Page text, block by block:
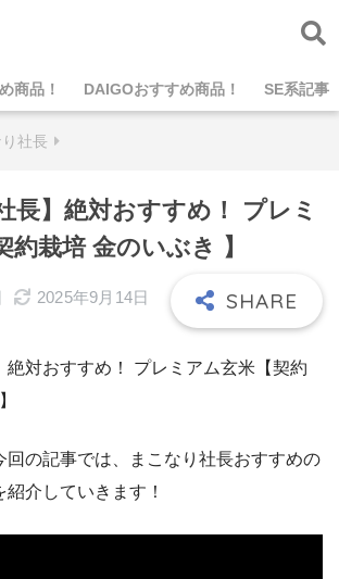
商品！ DAIGOおすすめ商品！ SE系記事
社長
長】絶対おすすめ！ プレミ
約栽培 金のいぶき 】
2025年9月14日
絶対おすすめ！ プレミアム玄米【契約
回の記事では、まこなり社長おすすめの
紹介していきます！